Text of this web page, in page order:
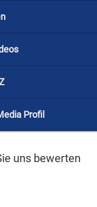
Profil
uns bewerten